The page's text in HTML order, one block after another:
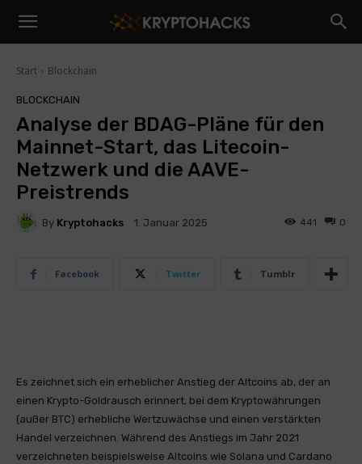
Start Blockchain
BLOCKCHAIN
Analyse der BDAG-Pläne für den
Mainnet-Start, das Litecoin-
Netzwerk und die AAVE-
Preistrends
By Kryptohacks 1. Januar 2025 0
441
Facebook Twitter Tumblr
Es zeichnet sich ein erheblicher Anstieg der Altcoins ab, der an
einen Krypto-Goldrausch erinnert, bei dem Kryptowährungen
(außer BTC) erhebliche Wertzuwächse und einen verstärkten
Handel verzeichnen. Während des Anstiegs im Jahr 2021
verzeichneten beispielsweise Altcoins wie Solana und Cardano